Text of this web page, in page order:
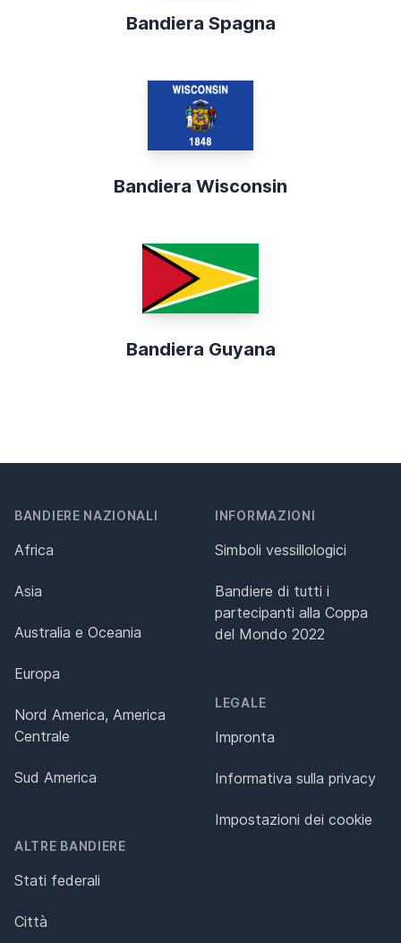
Bandiera Spagna
Bandiera Wisconsin
Bandiera Guyana
BANDIERE NAZIONALI
Africa
Asia
Australia e Oceania
Europa
Nord America, America
Centrale
Sud America
ALTRE BANDIERE
Stati federali
Città
INFORMAZIONI
Simboli vessillologici
Bandiere di tutti i
partecipanti alla Coppa
del Mondo 2022
LEGALE
Impronta
Informativa sulla privacy
Impostazioni dei cookie